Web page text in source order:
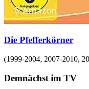
Die Pfefferkörner
(1999-2004, 2007-2010,
Demnächst im TV